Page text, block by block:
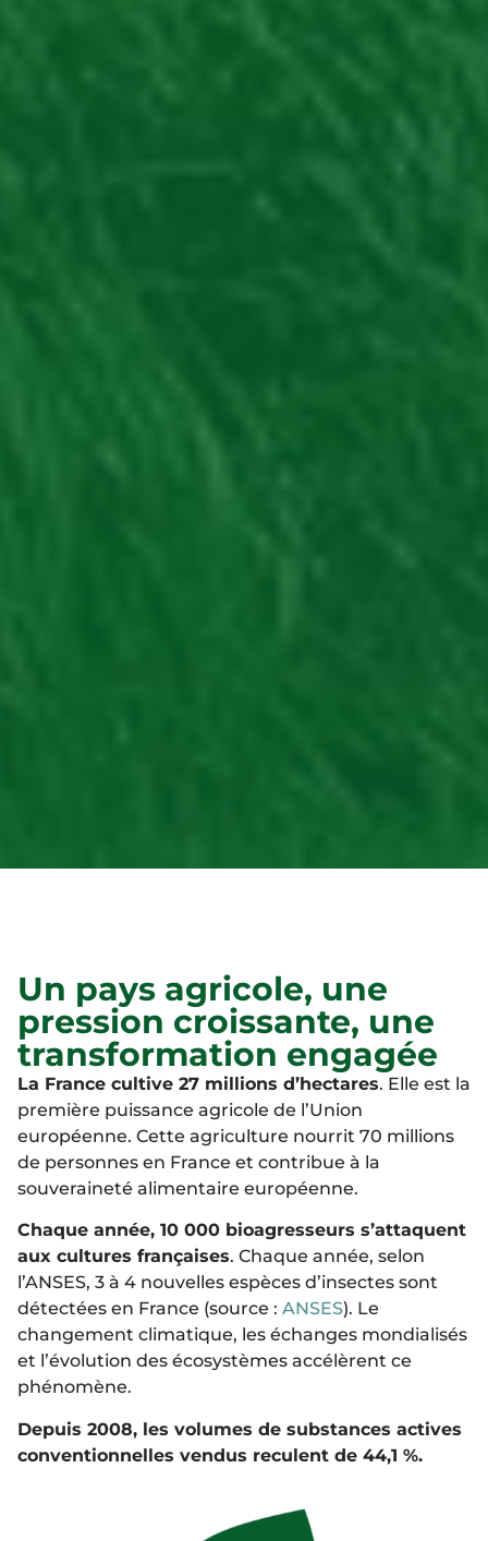
Un pays agricole, une
pression croissante, une
transformation engagée
La France cultive 27 millions d’hectares. Elle est la
première puissance agricole de l’Union
européenne. Cette agriculture nourrit 70 millions
de personnes en France et contribue à la
souveraineté alimentaire européenne.
Chaque année, 10 000 bioagresseurs s’attaquent
aux cultures françaises. Chaque année, selon
l’ANSES, 3 à 4 nouvelles espèces d’insectes sont
détectées en France (source : ANSES). Le
changement climatique, les échanges mondialisés
et l’évolution des écosystèmes accélèrent ce
phénomène.
Depuis 2008, les volumes de substances actives
conventionnelles vendus reculent de 44,1 %.